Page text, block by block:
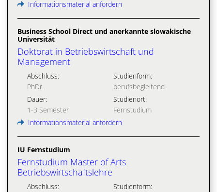
Informationsmaterial anfordern
Business School Direct und anerkannte slowakische
Universität
Doktorat in Betriebswirtschaft und
Management
Abschluss:
PhDr.
Studienform:
berufsbegleitend
Dauer:
1-3 Semester
Studienort:
Fernstudium
Informationsmaterial anfordern
IU Fernstudium
Fernstudium Master of Arts
Betriebswirtschaftslehre
Abschluss:
Studienform: